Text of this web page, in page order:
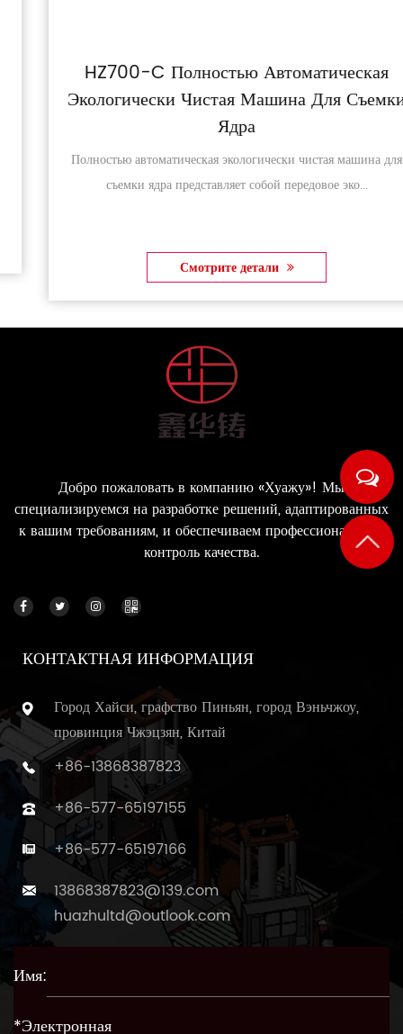
HZ700-C Полностью Автоматическая
Экологически Чистая Машина Для Съемки
Ядра
Полностью автоматическая экологически чистая машина для
съемки ядра представляет собой передовое эко...
Смотрите детали
Добро пожаловать в компанию «Хуажу»! Мы
специализируемся на разработке решений, адаптированных
к вашим требованиям, и обеспечиваем профессиональный
контроль качества.
КОНТАКТНАЯ ИНФОРМАЦИЯ
Город Хайси, графство Пиньян, город Вэньчжоу,
провинция Чжэцзян, Китай
+86-13868387823
+86-577-65197155
+86-577-65197166
13868387823@139.com
huazhultd@outlook.com
Имя:
*Электронная